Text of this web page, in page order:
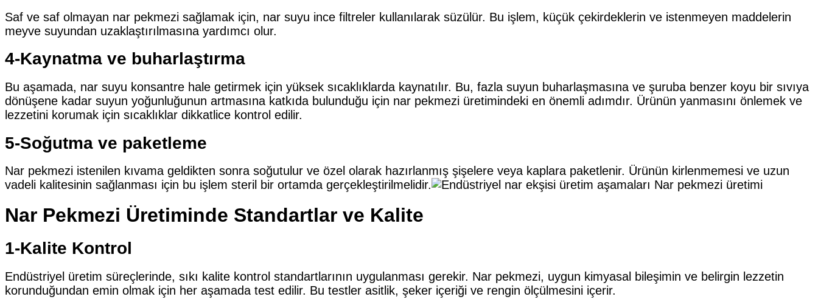
Saf ve saf olmayan nar pekmezi sağlamak için, nar suyu ince filtreler kullanılarak süzülür. Bu işlem, küçük çekirdeklerin ve istenmeyen maddelerin
meyve suyundan uzaklaştırılmasına yardımcı olur.
4-Kaynatma ve buharlaştırma
Bu aşamada, nar suyu konsantre hale getirmek için yüksek sıcaklıklarda kaynatılır. Bu, fazla suyun buharlaşmasına ve şuruba benzer koyu bir sıvıya
dönüşene kadar suyun yoğunluğunun artmasına katkıda bulunduğu için nar pekmezi üretimindeki en önemli adımdır. Ürünün yanmasını önlemek ve
lezzetini korumak için sıcaklıklar dikkatlice kontrol edilir.
5-Soğutma ve paketleme
Nar pekmezi istenilen kıvama geldikten sonra soğutulur ve özel olarak hazırlanmış şişelere veya kaplara paketlenir. Ürünün kirlenmemesi ve uzun
vadeli kalitesinin sağlanması için bu işlem steril bir ortamda gerçekleştirilmelidir.
Nar Pekmezi Üretiminde Standartlar ve Kalite
1-Kalite Kontrol
Endüstriyel üretim süreçlerinde, sıkı kalite kontrol standartlarının uygulanması gerekir. Nar pekmezi, uygun kimyasal bileşimin ve belirgin lezzetin
korunduğundan emin olmak için her aşamada test edilir. Bu testler asitlik, şeker içeriği ve rengin ölçülmesini içerir.